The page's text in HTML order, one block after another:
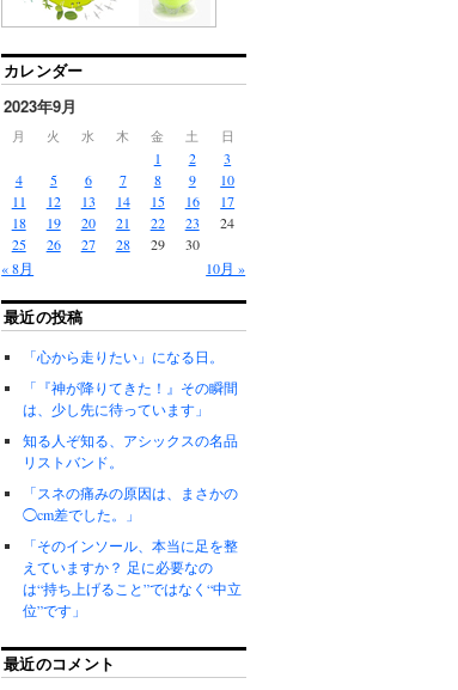
カレンダー
2023年9月
月 火 水 木 金 土 日
« 8月 10月 »
1 2
3
4
5 6 7 8 9
10
11
12 13 14 15 16
17
18
19 20 21 22 23
24
25
26 27 28 29 30
最近の投稿
「心から走りたい」になる日。
「『神が降りてきた！』その瞬間
は、少し先に待っています」
知る人ぞ知る、アシックスの名品
リストバンド。
「スネの痛みの原因は、まさかの
◯cm差でした。」
「そのインソール、本当に足を整
えていますか？ 足に必要なの
は“持ち上げること”ではなく“中立
位”です」
最近のコメント